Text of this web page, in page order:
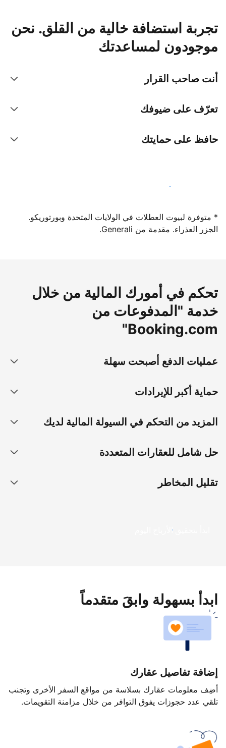
تجربة استضافة خالية من القلق. نحن
موجودون لمساعدتك
أنت صاحب القرار
تعرّف على ضيوفك
حافظ على حمايتك
سجِّل كمضيف لدينا اليوم
* متوفرة لبيوت العطلات في الولايات المتحدة وبورتوريكو.
الجزر العذراء. مقدمة من Generali.
تحكم في أمورك المالية من خلال
خدمة "المدفوعات من
Booking.com"
عمليات الدفع أصبحت سهلة
حماية أكبر للإيرادات
المزيد من التحكم في السيولة المالية لديك
حل شامل للعقارات المتعددة
تقليل المخاطر
ابدأ بتحقيق الأرباح اليوم
ابدأ بسهولة وابقَ متقدماً
إضافة تفاصيل عقارك
أضِف معلومات عقارك بسلاسة من مواقع السفر الأخرى وتجنب
تلقي عدد حجوزات يفوق التوافر من خلال مزامنة التقويمات.